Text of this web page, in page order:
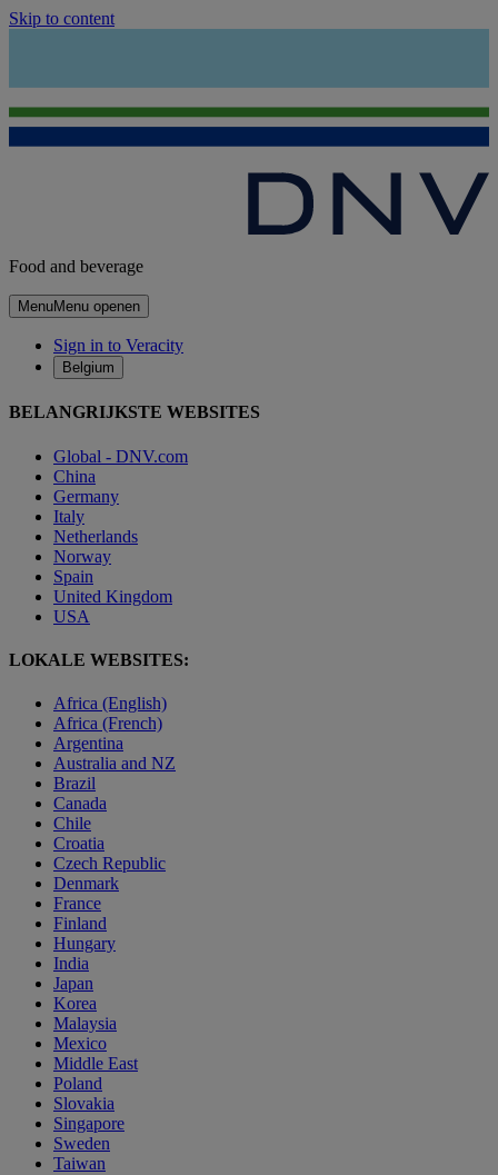
Skip to content
Food and beverage
MenuMenu openen
Sign in to Veracity
Belgium
BELANGRIJKSTE WEBSITES
Global - DNV.com
China
Germany
Italy
Netherlands
Norway
Spain
United Kingdom
USA
LOKALE WEBSITES:
Africa (English)
Africa (French)
Argentina
Australia and NZ
Brazil
Canada
Chile
Croatia
Czech Republic
Denmark
France
Finland
Hungary
India
Japan
Korea
Malaysia
Mexico
Middle East
Poland
Slovakia
Singapore
Sweden
Taiwan